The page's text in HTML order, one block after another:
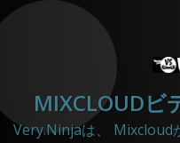
MIXCLOUDビ